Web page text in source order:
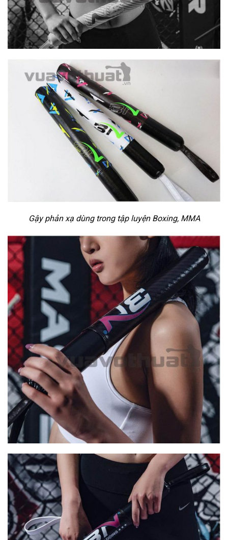
Gậy phản xạ dùng trong tập luyện Boxing, MMA